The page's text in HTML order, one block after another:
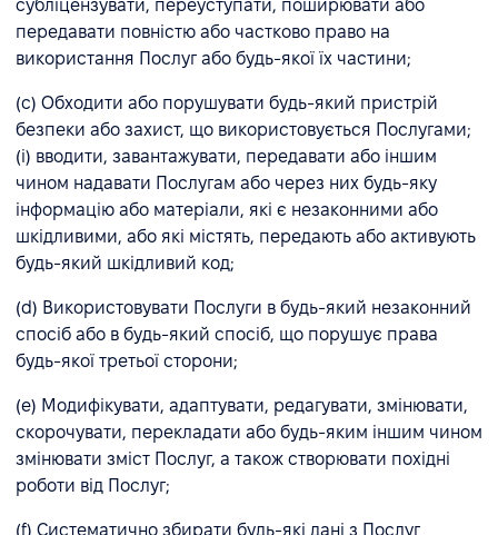
субліцензувати, переуступати, поширювати або
передавати повністю або частково право на
використання Послуг або будь-якої їх частини;
(c) Обходити або порушувати будь-який пристрій
безпеки або захист, що використовується Послугами;
(i) вводити, завантажувати, передавати або іншим
чином надавати Послугам або через них будь-яку
інформацію або матеріали, які є незаконними або
шкідливими, або які містять, передають або активують
будь-який шкідливий код;
(d) Використовувати Послуги в будь-який незаконний
спосіб або в будь-який спосіб, що порушує права
будь-якої третьої сторони;
(e) Модифікувати, адаптувати, редагувати, змінювати,
скорочувати, перекладати або будь-яким іншим чином
змінювати зміст Послуг, а також створювати похідні
роботи від Послуг;
(f) Систематично збирати будь-які дані з Послуг